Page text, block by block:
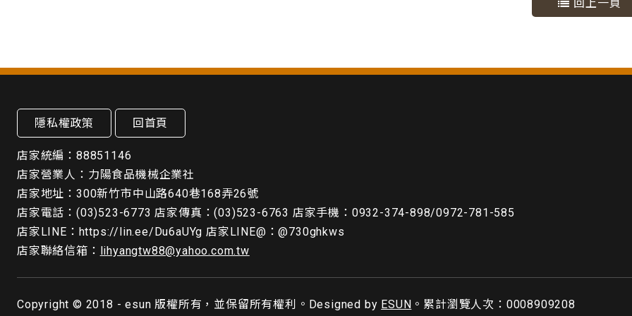
回上一頁
隱私權政策 回首頁
店家統編：88851146
店家營業人：力陽食品機械企業社
店家地址：300新竹市中山路640巷168弄26號
店家電話：(03)523-6773 店家傳真：(03)523-6763 店家手機：0932-374-898/0972-781-585
店家LINE：https://lin.ee/Du6aUYg 店家LINE@：@730ghkws
店家聯絡信箱： lihyangtw88@yahoo.com.tw
Copyright © 2018 - esun 版權所有，並保留所有權利。Designed by ESUN 。累計瀏覽人次：0008909208